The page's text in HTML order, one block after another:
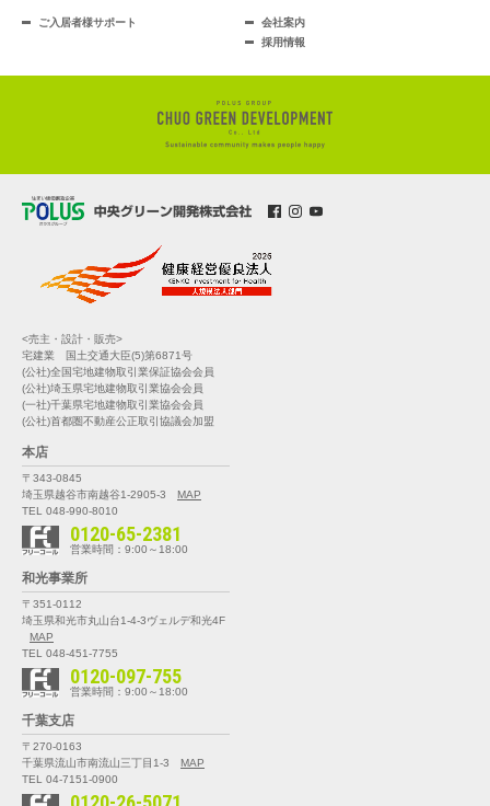
ご入居者様サポート
会社案内
採用情報
<売主・設計・販売>
宅建業 国土交通大臣(5)第6871号
(公社)全国宅地建物取引業保証協会会員
(公社)埼玉県宅地建物取引業協会会員
(一社)千葉県宅地建物取引業協会会員
(公社)首都圏不動産公正取引協議会加盟
本店
〒343-0845
埼玉県越谷市南越谷1-2905-3
MAP
TEL 048-990-8010
0120-65-2381
営業時間：9:00～18:00
和光事業所
〒351-0112
埼玉県和光市丸山台1-4-3ヴェルデ和光4F
MAP
TEL 048-451-7755
0120-097-755
営業時間：9:00～18:00
千葉支店
〒270-0163
千葉県流山市南流山三丁目1-3
MAP
TEL 04-7151-0900